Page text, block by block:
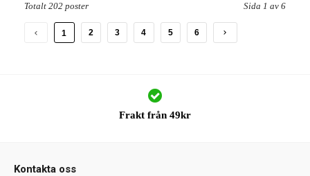
Totalt 202 poster Sida 1 av 6
1 2 3 4 5 6
Frakt från 49kr
Kontakta oss